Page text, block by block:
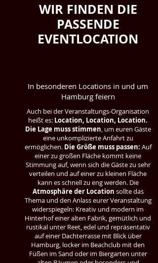
WIR FINDEN DIE
PASSENDE
EVENTLOCATION
In besonderen Locations in und um
Hamburg feiern
Auch bei der Veranstaltungs-Organisation
heißt es: Location, Location, Location.
Die Lage muss stimmen, um euren Gäste
eine unkomplizierte Anfahrt zu
ermöglichen. Die Größe muss passen: Auf
einer zu großen Fläche kommt keine
Stimmung auf, wenn sich die Gäste zu sehr
verteilen und auf einer zu kleinen Fläche
kann es schnell zu eng werden. Die
Atmosphäre der Location sollte das
Thema und den Anlass eurer Veranstaltung
widerspiegeln: Kreativ und modern im
Hinterhof einer alten Fabrik, gemütlich und
rustikal unter Reet, edel und repräsentativ
auf einer Dachterrasse mit Blick über
Hamburg, locker im Beachclub mit den
Füßen im Sand oder im Biergarten unter